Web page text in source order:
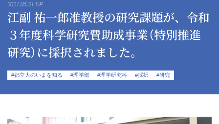
2021.05.31 UP
江副 祐一郎准教授の研究課題が、令和
３年度科学研究費助成事業（特別推進
研究）に採択されました。
#都立大のいまを知る #理学部 #理学研究科 #採択 #研究